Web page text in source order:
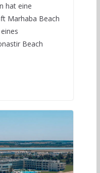
hat eine
Marhaba Beach
Beach